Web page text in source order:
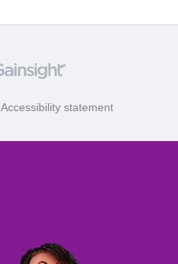
Accessibility statement